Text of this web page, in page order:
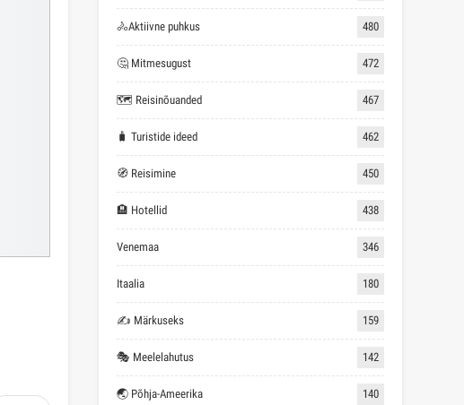
🚴Aktiivne puhkus 480
🤔 Mitmesugust 472
🗺 Reisinõuanded 467
🧳 Turistide ideed 462
🧭 Reisimine 450
🏨 Hotellid 438
Venemaa 346
Itaalia 180
✍ Märkuseks 159
🎭 Meelelahutus 142
🌏 Põhja-Ameerika 140